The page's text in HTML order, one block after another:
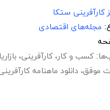
کارآفرینی ستکا
مجله‌های اقتصادی
کسب و کار، کارآفرینی،
موفق، دانلود ماهنامه